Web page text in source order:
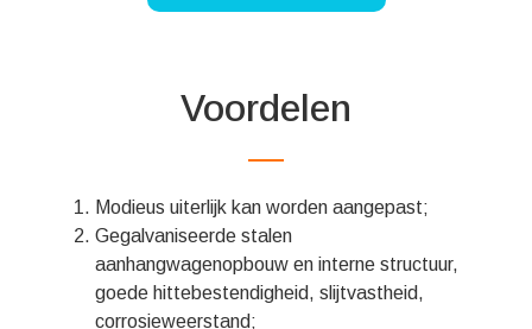
Voordelen
Modieus uiterlijk kan worden aangepast;
Gegalvaniseerde stalen
aanhangwagenopbouw en interne structuur,
goede hittebestendigheid, slijtvastheid,
corrosieweerstand;